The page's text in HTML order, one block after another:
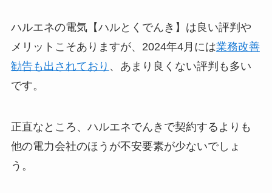
ハルエネの電気【ハルとくでんき】は良い評判や
メリットこそありますが、2024年4月には業務改善
勧告も出されており 、あまり良くない評判も多い
です。
正直なところ、ハルエネでんきで契約するよりも
他の電力会社のほうが不安要素が少ないでしょ
う。